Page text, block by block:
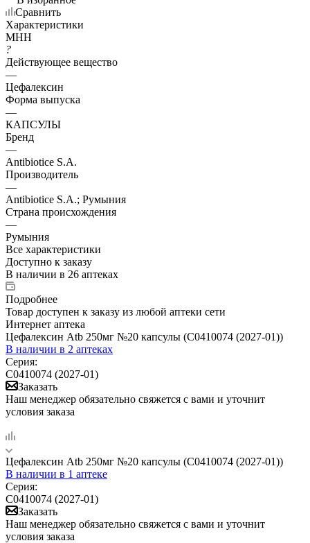
Сравнить
Характеристики
МНН
?
Действующее вещество
—
Цефалексин
Форма выпуска
—
КАПСУЛЫ
Бренд
—
Antibiotice S.A.
Производитель
—
Antibiotice S.A.; Румыния
Страна происхождения
—
Румыния
Все характеристики
Доступно к заказу
В наличии в 26 аптеках
Подробнее
Товар доступен к заказу из любой аптеки сети
Интернет аптека
Цефалексин Atb 250мг №20 капсулы (C0410074 (2027-01))
В наличии в 2 аптеках
Серия:
C0410074 (2027-01)
Заказать
Наш менеджер обязательно свяжется с вами и уточнит
условия заказа
Цефалексин Atb 250мг №20 капсулы (C0410074 (2027-01))
В наличии в 1 аптеке
Серия:
C0410074 (2027-01)
Заказать
Наш менеджер обязательно свяжется с вами и уточнит
условия заказа